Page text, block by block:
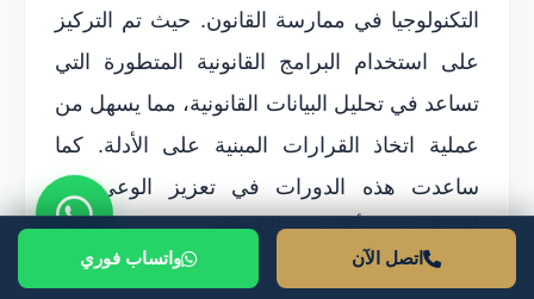
التكنولوجيا في ممارسة القانون. حيث تم التركيز
على استخدام البرامج القانونية المتطورة التي
تساعد في تحليل البيانات القانونية، مما يسهل من
عملية اتخاذ القرارات المبنية على الأدلة. كما
ساعدت هذه الدورات في تعزيز الوعي بين
المحامين بأهمية الشراكة بين القانون
والتكنولوجيا، مما جعل شريحة واسعة من
اتصل الآن واتساب فوري